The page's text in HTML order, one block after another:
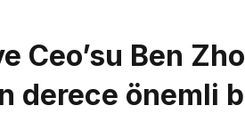
Ceo’su Ben
derece önemli